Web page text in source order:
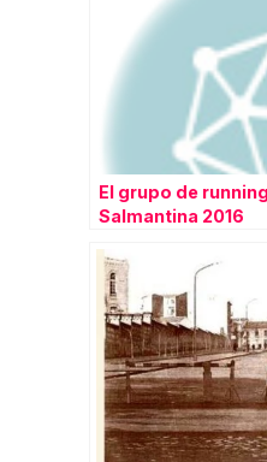
El grupo de
Salmantina 2016